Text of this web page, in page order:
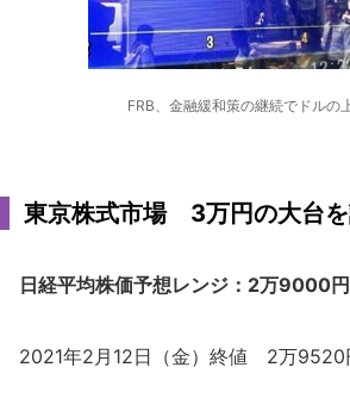
FRB、金融緩和策の継続でドル
東京株式市場 3万円の大台
日経平均株価予想レンジ：2万9000
2021年2月12日（金）終値 2万9520